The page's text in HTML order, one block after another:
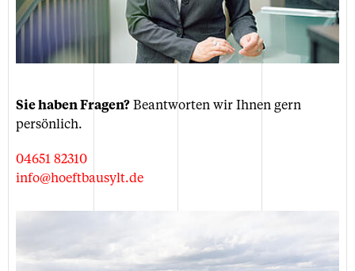
Sie haben Fragen?Beantworten wir Ihnen gern
persönlich.
04651 82310
info@hoeftbausylt.de